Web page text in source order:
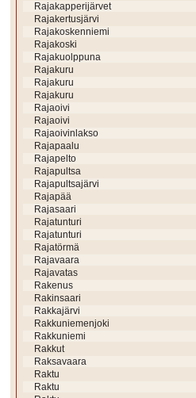
Rajakapperijärvet
Rajakertusjärvi
Rajakoskenniemi
Rajakoski
Rajakuolppuna
Rajakuru
Rajakuru
Rajakuru
Rajaoivi
Rajaoivi
Rajaoivinlakso
Rajapaalu
Rajapelto
Rajapultsa
Rajapultsajärvi
Rajapää
Rajasaari
Rajatunturi
Rajatunturi
Rajatörmä
Rajavaara
Rajavatas
Rakenus
Rakinsaari
Rakkajärvi
Rakkuniemenjoki
Rakkuniemi
Rakkut
Raksavaara
Raktu
Raktu